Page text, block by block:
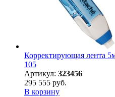
Корректирующая лента
105
Артикул: 323456
295 555 руб.
В корзину